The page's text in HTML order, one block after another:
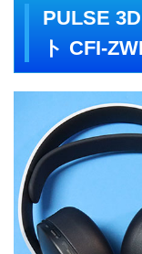
PULSE
ト CFI-